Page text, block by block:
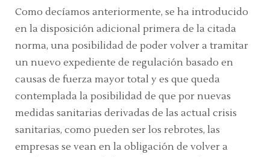
Como decíamos anteriormente, se ha introducido
en la disposición adicional primera de la citada
norma, una posibilidad de poder volver a tramitar
un nuevo expediente de regulación basado en
causas de fuerza mayor total y es que queda
contemplada la posibilidad de que por nuevas
medidas sanitarias derivadas de las actual crisis
sanitarias, como pueden ser los rebrotes, las
empresas se vean en la obligación de volver a